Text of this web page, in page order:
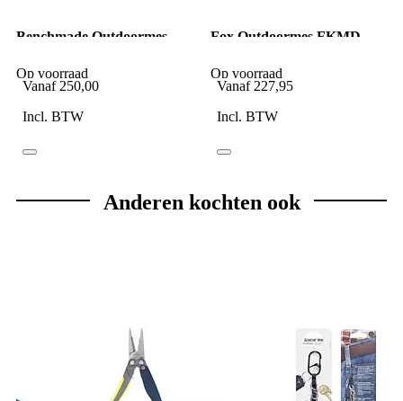
Benchmade Outdoormes
Op voorraad
Vanaf 250,00
Incl. BTW
Fox Outdoormes FKMD
Op voorraad
Vanaf 227,95
Incl. BTW
Anderen kochten ook